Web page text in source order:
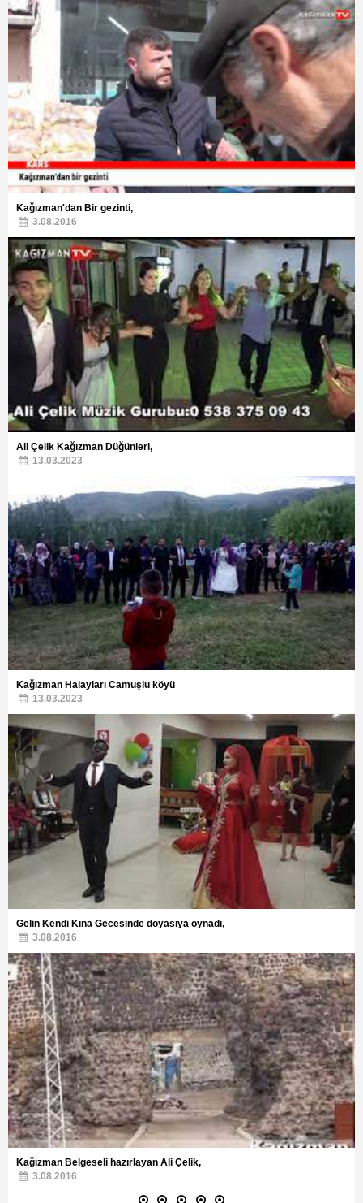
Kağızman'dan Bir gezinti,
3.08.2016
Ali Çelik Kağızman Düğünleri,
13.03.2023
Kağızman Halayları Camuşlu köyü
13.03.2023
Gelin Kendi Kına Gecesinde doyasıya oynadı,
3.08.2016
Kağızman Belgeseli hazırlayan Ali Çelik,
3.08.2016